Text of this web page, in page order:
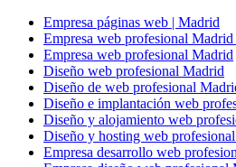
Empresa páginas web | Madrid
Empresa web profesional
Empresa web profesional Madrid
Diseño web profesional Madrid
Diseño de web profesional
Diseño e implantación web
Diseño y alojamiento web
Diseño y hosting web
Empresa desarrollo web